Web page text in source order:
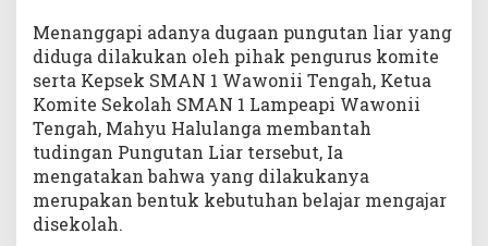
Menanggapi adanya dugaan pungutan liar yang
diduga dilakukan oleh pihak pengurus komite
serta Kepsek SMAN 1 Wawonii Tengah, Ketua
Komite Sekolah SMAN 1 Lampeapi Wawonii
Tengah, Mahyu Halulanga membantah
tudingan Pungutan Liar tersebut, Ia
mengatakan bahwa yang dilakukanya
merupakan bentuk kebutuhan belajar mengajar
disekolah.